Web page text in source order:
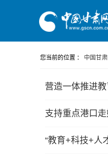
您当前的位置 ： 中国甘肃
营造一体推进
支持重点港口
“教育+科技+人